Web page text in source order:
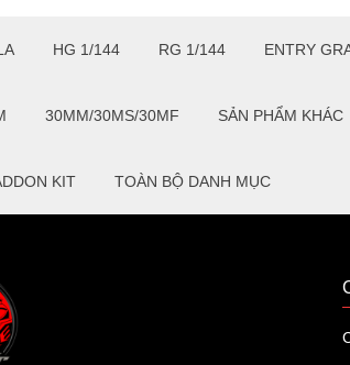
HG 1/144 RG 1/144 ENTRY
30MM/30MS/30MF SẢN PHẨM KHÁC
KIT TOÀN BỘ DANH MỤC